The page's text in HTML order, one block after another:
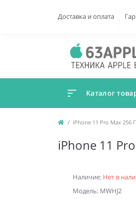
Доставка и оплата
Каталог
iPhone 11 Pro Max 256
iPhone 11
Наличие: Нет в
Модель: MWHJ2